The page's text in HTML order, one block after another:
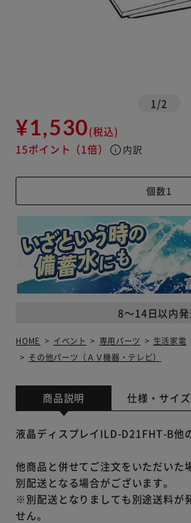
1 /2
¥1,530(税込)
15ポイント （1倍） info 内訳
8～14日以内
HOME イベント 専用パーツ 生活家電
その他パーツ（ＡＶ機器・テレビ）
商品説明 仕様・サイズ
液晶ディスプレイILD-D21FHT-B他
他商品と併せてご注文をいただいた
別配送となる場合がございます。
※別配送となりましても別途送料が
せん。